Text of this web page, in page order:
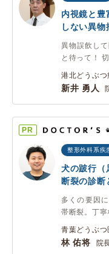
内視鏡と豊
しない異物
異物誤飲し
と待って！
港北どうぶ
新井 勇人
PR
整形外科系疾
犬の跛行（
断裂の診断
多くの要因
帯断裂。丁寧
青葉どうぶ
林 佑将 院